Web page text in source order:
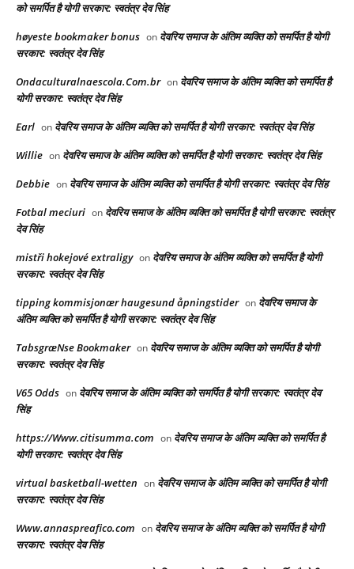
को समर्पित है योगी सरकार: स्वतंत्र देव सिंह
høyeste bookmaker bonus on देवरिय समाज के अंतिम व्यक्ति को समर्पित है योगी
सरकार: स्वतंत्र देव सिंह
Ondaculturalnaescola.Com.br on देवरिय समाज के अंतिम व्यक्ति को समर्पित है
योगी सरकार: स्वतंत्र देव सिंह
Earl on देवरिय समाज के अंतिम व्यक्ति को समर्पित है योगी सरकार: स्वतंत्र देव सिंह
Willie on देवरिय समाज के अंतिम व्यक्ति को समर्पित है योगी सरकार: स्वतंत्र देव सिंह
Debbie on देवरिय समाज के अंतिम व्यक्ति को समर्पित है योगी सरकार: स्वतंत्र देव सिंह
Fotbal meciuri on देवरिय समाज के अंतिम व्यक्ति को समर्पित है योगी सरकार: स्वतंत्र
देव सिंह
mistři hokejové extraligy on देवरिय समाज के अंतिम व्यक्ति को समर्पित है योगी
सरकार: स्वतंत्र देव सिंह
tipping kommisjonær haugesund åpningstider on देवरिय समाज के
अंतिम व्यक्ति को समर्पित है योगी सरकार: स्वतंत्र देव सिंह
TabsgræNse Bookmaker on देवरिय समाज के अंतिम व्यक्ति को समर्पित है योगी
सरकार: स्वतंत्र देव सिंह
V65 Odds on देवरिय समाज के अंतिम व्यक्ति को समर्पित है योगी सरकार: स्वतंत्र देव
सिंह
https://Www.citisumma.com on देवरिय समाज के अंतिम व्यक्ति को समर्पित है
योगी सरकार: स्वतंत्र देव सिंह
virtual basketball-wetten on देवरिय समाज के अंतिम व्यक्ति को समर्पित है योगी
सरकार: स्वतंत्र देव सिंह
Www.annaspreafico.com on देवरिय समाज के अंतिम व्यक्ति को समर्पित है योगी
सरकार: स्वतंत्र देव सिंह